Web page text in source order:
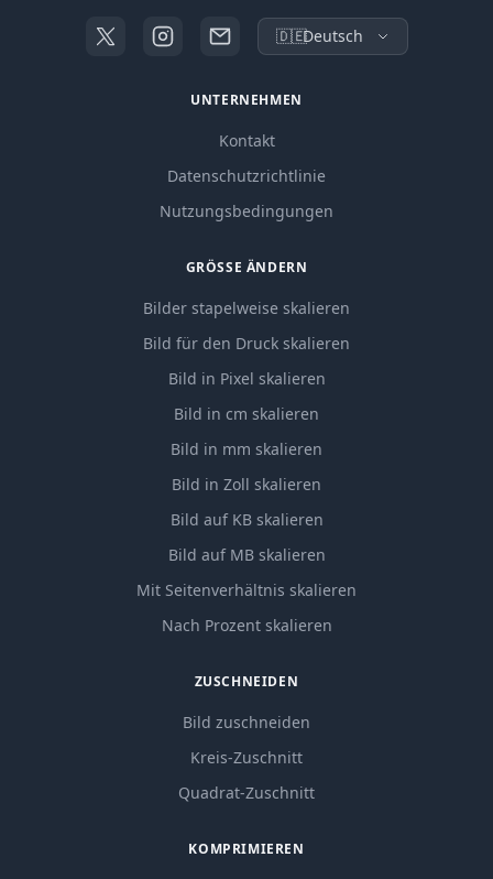
🇩🇪Deutsch
UNTERNEHMEN
Kontakt
Datenschutzrichtlinie
Nutzungsbedingungen
GRÖSSE ÄNDERN
Bilder stapelweise skalieren
Bild für den Druck skalieren
Bild in Pixel skalieren
Bild in cm skalieren
Bild in mm skalieren
Bild in Zoll skalieren
Bild auf KB skalieren
Bild auf MB skalieren
Mit Seitenverhältnis skalieren
Nach Prozent skalieren
ZUSCHNEIDEN
Bild zuschneiden
Kreis-Zuschnitt
Quadrat-Zuschnitt
KOMPRIMIEREN